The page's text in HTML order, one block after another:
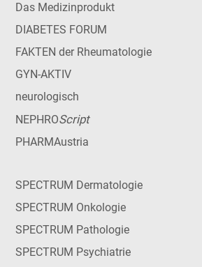
Das Medizinprodukt
DIABETES FORUM
FAKTEN der Rheumatologie
GYN-AKTIV
neurologisch
NEPHROScript
PHARMAustria
SPECTRUM Dermatologie
SPECTRUM Onkologie
SPECTRUM Pathologie
SPECTRUM Psychiatrie